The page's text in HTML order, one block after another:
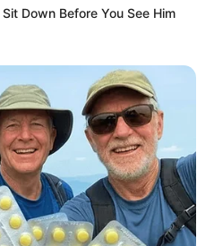
SİYASƏT
bağlı
MÜHÜM
Down Before You See Him